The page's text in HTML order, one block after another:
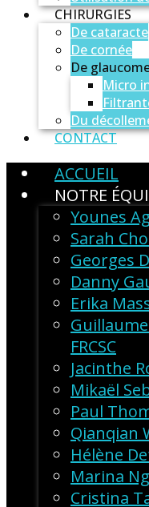
CHIRURGIES
De cataracte
De cornée
De
Micro
Du
CONTACT
ACCUEIL
NOTRE
Younes
Sarah
Georges
Danny
Erika
FRCSC
Jacinthe
Mikaël
Paul
Qianqian
Hélène
Marina
Cristina